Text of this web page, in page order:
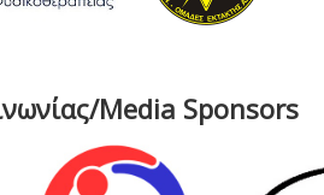
Media Sponsors